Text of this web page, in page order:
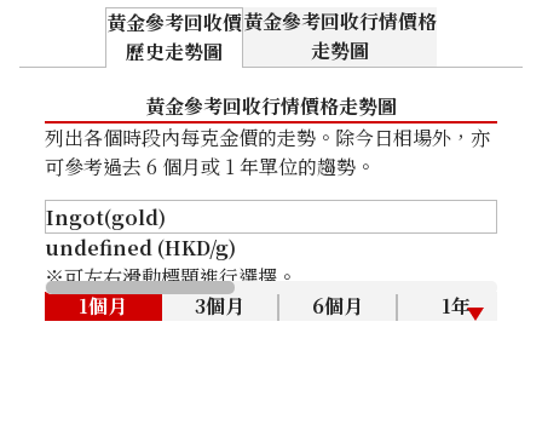
黃金參考回收價
歷史走勢圖
黃金參考回收行情價格
走勢圖
黃金參考回收行情價格走勢圖
列出各個時段內每克金價的走勢。除今日相場外，亦
可參考過去 6 個月或 1 年單位的趨勢。
undefined (HKD/g)
※可左右滑動標題進行選擇。
1個月
3個月 6個月 1年